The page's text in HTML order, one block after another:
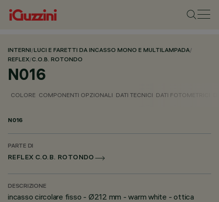
INTERNI/LUCI E FARETTI DA INCASSO MONO E MULTILAMPADA/
REFLEX/C.O.B. ROTONDO
N016
COLORE COMPONENTI OPZIONALI DATI TECNICI DATI FOTOMETRICI
N016
PARTE DI
REFLEX C.O.B. ROTONDO
DESCRIZIONE
incasso circolare fisso - Ø212 mm - warm white - ottica